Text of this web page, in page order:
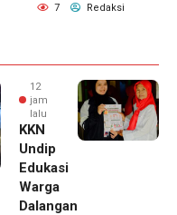
7 Redaksi
12
jam
lalu
KKN
Undip
Edukasi
Warga
Dalangan